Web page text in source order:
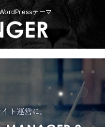
テーマ